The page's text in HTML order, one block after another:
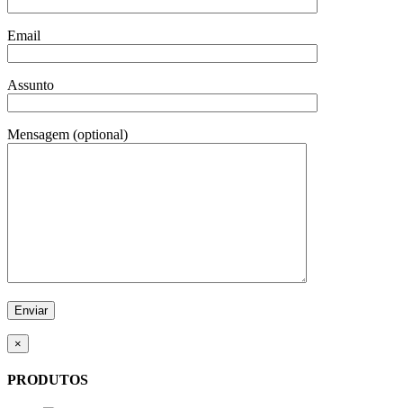
Email
Assunto
Mensagem (optional)
×
PRODUTOS